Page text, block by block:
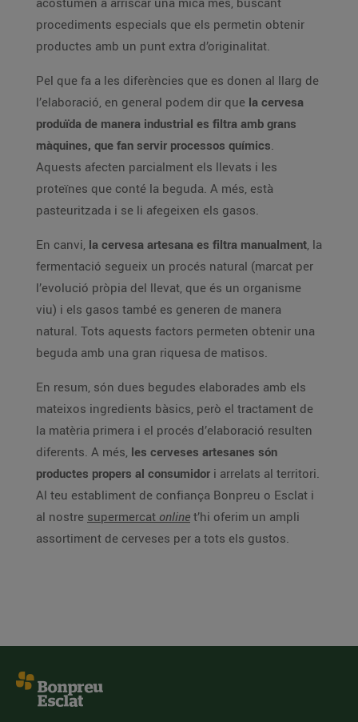
procediments especials que els permetin obtenir
productes amb un punt extra d’originalitat.
Pel que fa a les diferències que es donen al llarg de
l’elaboració, en general podem dir que la cervesa
produïda de manera industrial es filtra amb grans
màquines, que fan servir processos químics.
Aquests afecten parcialment els llevats i les
proteïnes que conté la beguda. A més, està
pasteuritzada i se li afegeixen els gasos.
En canvi, la cervesa artesana es filtra manualment, la
fermentació segueix un procés natural (marcat per
l’evolució pròpia del llevat, que és un organisme
viu) i els gasos també es generen de manera
natural. Tots aquests factors permeten obtenir una
beguda amb una gran riquesa de matisos.
En resum, són dues begudes elaborades amb els
mateixos ingredients bàsics, però el tractament de
la matèria primera i el procés d’elaboració resulten
diferents. A més, les cerveses artesanes són
productes propers al consumidor i arrelats al territori.
Al teu establiment de confiança Bonpreu o Esclat i
al nostre supermercat online t’hi oferim un ampli
assortiment de cerveses per a tots els gustos.